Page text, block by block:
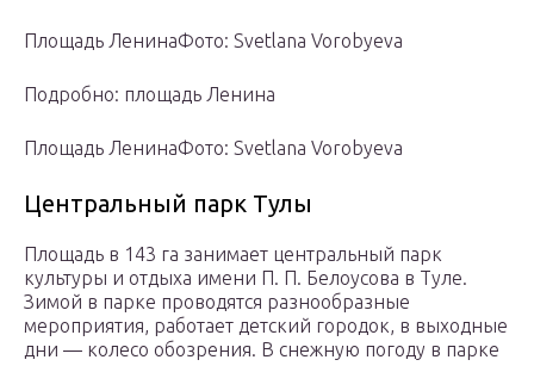
Площадь ЛенинаФото: Svetlana Vorobyeva
Подробно: площадь Ленина
Площадь ЛенинаФото: Svetlana Vorobyeva
Центральный парк Тулы
Площадь в 143 га занимает центральный парк
культуры и отдыха имени П. П. Белоусова в Туле.
Зимой в парке проводятся разнообразные
мероприятия, работает детский городок, в выходные
дни — колесо обозрения. В снежную погоду в парке